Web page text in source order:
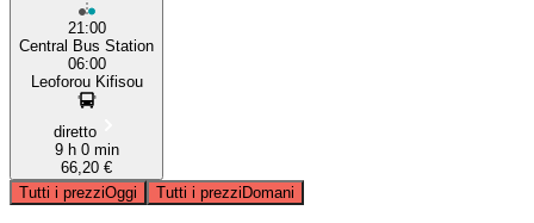
21:00
Central Bus Station
06:00
Leoforou Kifisou
diretto
9 h 0 min
66,20 €
Tutti i prezziOggi Tutti i prezziDomani